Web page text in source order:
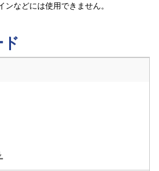
SCS
などには使用できません。